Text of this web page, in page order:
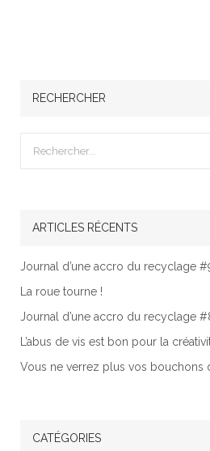
RECHERCHER
ARTICLES RÉCENTS
Journal d’une accro du recyclage
La roue tourne !
Journal d’une accro du recyclage
L’abus de vis est bon pour la
Vous ne verrez plus vos bouchons
CATÉGORIES